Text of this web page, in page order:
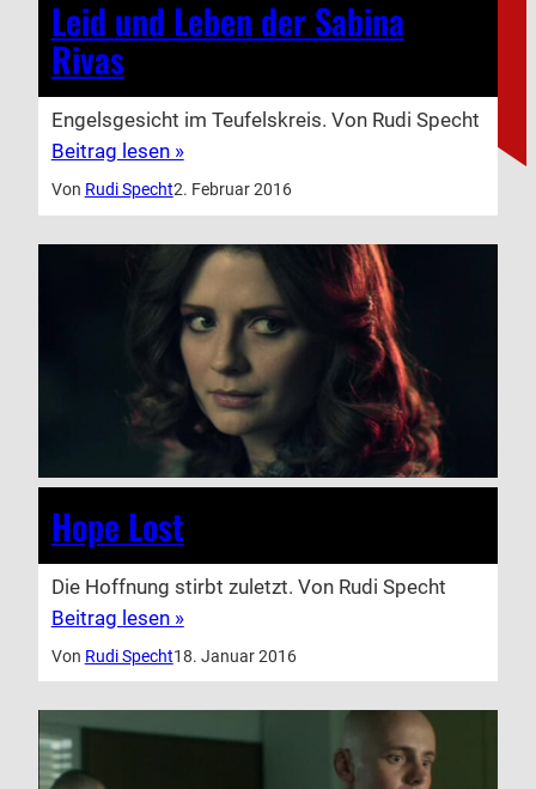
Leid und Leben der Sabina
Rivas
Engelsgesicht im Teufelskreis. Von Rudi Specht
Beitrag lesen »
Von Rudi Specht2. Februar 2016
Hope Lost
Die Hoffnung stirbt zuletzt. Von Rudi Specht
Beitrag lesen »
Von Rudi Specht18. Januar 2016